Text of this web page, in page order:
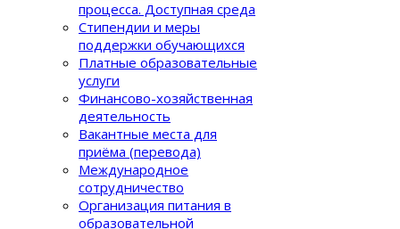
процеcса. Доступная среда
Стипендии и меры
поддержки обучающихся
Платные образовательные
услуги
Финансово-хозяйственная
деятельность
Вакантные места для
приёма (перевода)
Международное
сотрудничество
Организация питания в
образовательной